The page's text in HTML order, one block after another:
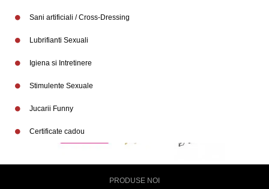
Sani artificiali / Cross-Dressing
Lubrifianti Sexuali
Igiena si Intretinere
Stimulente Sexuale
Jucarii Funny
Certificate cadou
PRODUSE NOI